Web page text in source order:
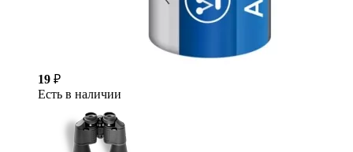
19 ₽
Есть в наличии